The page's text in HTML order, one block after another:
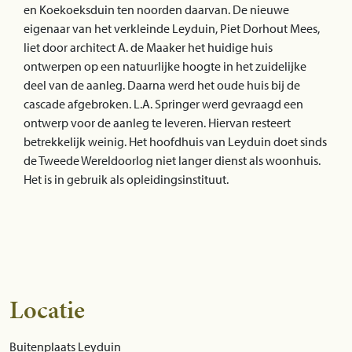
en Koekoeksduin ten noorden daarvan. De nieuwe
eigenaar van het verkleinde Leyduin, Piet Dorhout Mees,
liet door architect A. de Maaker het huidige huis
ontwerpen op een natuurlijke hoogte in het zuidelijke
deel van de aanleg. Daarna werd het oude huis bij de
cascade afgebroken. L.A. Springer werd gevraagd een
ontwerp voor de aanleg te leveren. Hiervan resteert
betrekkelijk weinig. Het hoofdhuis van Leyduin doet sinds
de Tweede Wereldoorlog niet langer dienst als woonhuis.
Het is in gebruik als opleidingsinstituut.
Locatie
Buitenplaats Leyduin